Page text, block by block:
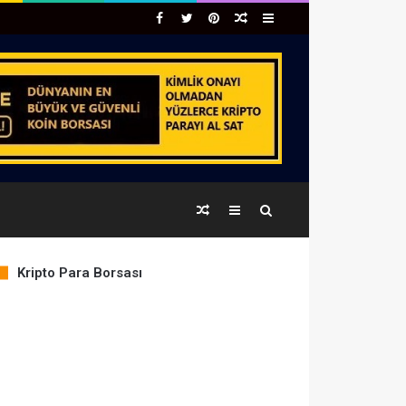
Kenar
Rastgele
Pinterest
Twitter
Facebook
Kenar
Rastgele
Kripto Para Borsası